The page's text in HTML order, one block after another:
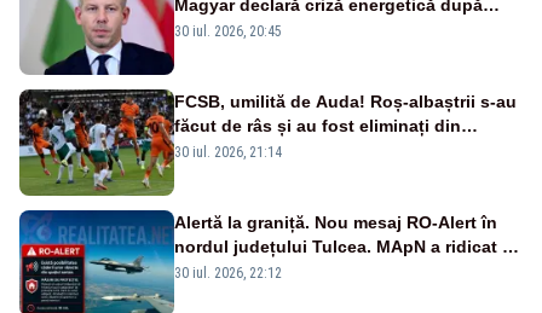
Magyar declară criză energetică după
oprirea centralei de la Paks
30 iul. 2026, 20:45
FCSB, umilită de Auda! Roș-albaștrii s-au
făcut de râs și au fost eliminați din
Conference League
30 iul. 2026, 21:14
Alertă la graniță. Nou mesaj RO-Alert în
nordul județului Tulcea. MApN a ridicat de
la sol două avioane F-16
30 iul. 2026, 22:12